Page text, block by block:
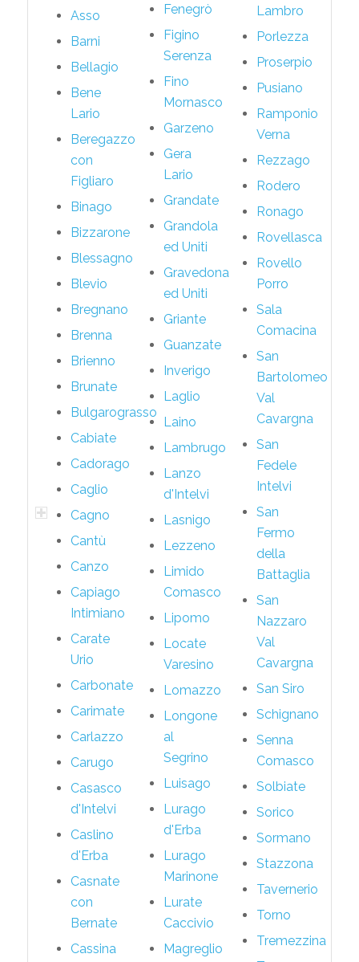
Asso
Barni
Bellagio
Bene
Lario
Beregazzo
con
Figliaro
Binago
Bizzarone
Blessagno
Blevio
Bregnano
Brenna
Brienno
Brunate
Bulgarograsso
Cabiate
Cadorago
Caglio
Cagno
Cantù
Canzo
Capiago
Intimiano
Carate
Urio
Carbonate
Carimate
Carlazzo
Carugo
Casasco
d'Intelvi
Caslino
d'Erba
Casnate
con
Bernate
Cassina
Fenegrò
Figino
Serenza
Fino
Mornasco
Garzeno
Gera
Lario
Grandate
Grandola
ed Uniti
Gravedona
ed Uniti
Griante
Guanzate
Inverigo
Laglio
Laino
Lambrugo
Lanzo
d'Intelvi
Lasnigo
Lezzeno
Limido
Comasco
Lipomo
Locate
Varesino
Lomazzo
Longone
al
Segrino
Luisago
Lurago
d'Erba
Lurago
Marinone
Lurate
Caccivio
Magreglio
Lambro
Porlezza
Proserpio
Pusiano
Ramponio
Verna
Rezzago
Rodero
Ronago
Rovellasca
Rovello
Porro
Sala
Comacina
San
Bartolomeo
Val
Cavargna
San
Fedele
Intelvi
San
Fermo
della
Battaglia
San
Nazzaro
Val
Cavargna
San Siro
Schignano
Senna
Comasco
Solbiate
Sorico
Sormano
Stazzona
Tavernerio
Torno
Tremezzina